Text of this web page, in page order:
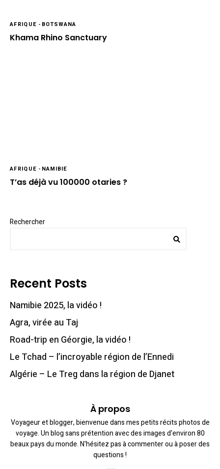
AFRIQUE - BOTSWANA
Khama Rhino Sanctuary
AFRIQUE - NAMIBIE
T’as déjà vu 100000 otaries ?
Rechercher
Recent Posts
Namibie 2025, la vidéo !
Agra, virée au Taj
Road-trip en Géorgie, la vidéo !
Le Tchad – l’incroyable région de l’Ennedi
Algérie – Le Treg dans la région de Djanet
À propos
Voyageur et blogger, bienvenue dans mes petits récits photos de
voyage. Un blog sans prétention avec des images d'environ 80
beaux pays du monde. N'hésitez pas à commenter ou à poser des
questions !